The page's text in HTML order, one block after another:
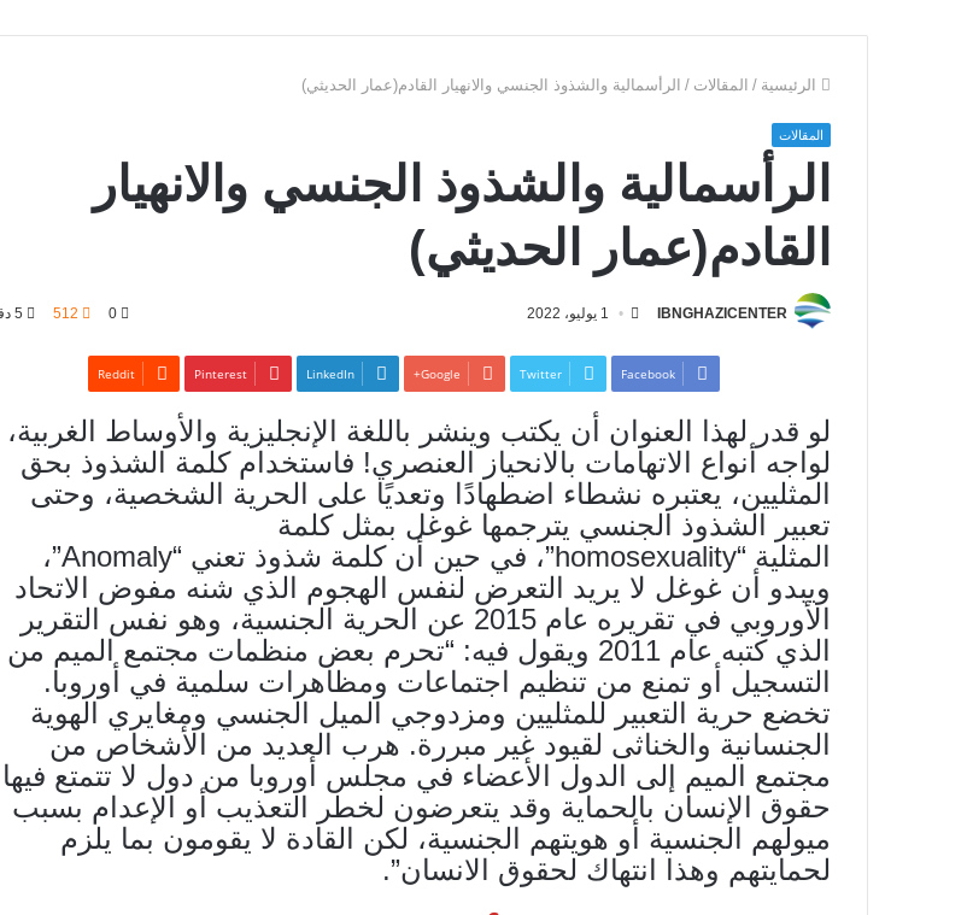
الرئيسية / المقالات / الرأسمالية والشذوذ الجنسي والانهيار القادم(عمار الحديثي)
المقالات
الرأسمالية والشذوذ الجنسي والانهيار
القادم(عمار الحديثي)
IBNGHAZICENTER 1 يوليو، 2022 512
Facebook
Twitter
Google+
LinkedIn
Pinterest
لو قدر لهذا العنوان أن يكتب وينشر باللغة الإنجليزية والأوساط الغربية،
لواجه أنواع الاتهامات بالانحياز العنصري! فاستخدام كلمة الشذوذ بحق
المثليين، يعتبره نشطاء اضطهادًا وتعديًا على الحرية الشخصية، وحتى
تعبير الشذوذ الجنسي يترجمها غوغل بمثل كلمة
المثلية “homosexuality”، في حين أن كلمة شذوذ تعني “Anomaly”،
ويبدو أن غوغل لا يريد التعرض لنفس الهجوم الذي شنه مفوض الاتحاد
الأوروبي في تقريره عام 2015 عن الحرية الجنسية، وهو نفس التقرير
الذي كتبه عام 2011 ويقول فيه: “تحرم بعض منظمات مجتمع الميم من
التسجيل أو تمنع من تنظيم اجتماعات ومظاهرات سلمية في أوروبا.
تخضع حرية التعبير للمثليين ومزدوجي الميل الجنسي ومغايري الهوية
الجنسانية والخناثى لقيود غير مبررة. هرب العديد من الأشخاص من
مجتمع الميم إلى الدول الأعضاء في مجلس أوروبا من دول لا تتمتع فيها
حقوق الإنسان بالحماية وقد يتعرضون لخطر التعذيب أو الإعدام بسبب
ميولهم الجنسية أو هويتهم الجنسية، لكن القادة لا يقومون بما يلزم
لحمايتهم وهذا انتهاك لحقوق الانسان”.